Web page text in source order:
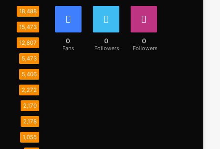
18,488
15,473
12,807
5,473
5,406
2,272
2,170
2,178
1,055
0
Fans
0
Followers
0
Followers